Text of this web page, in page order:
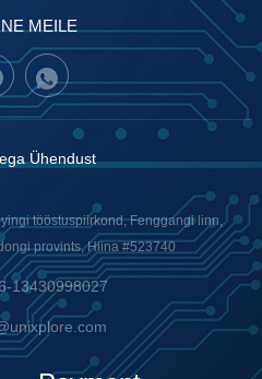
MEILE
Ühendust
tööstuspiirkond, Fenggangi linn,
provints, Hiina #523740
13430998027